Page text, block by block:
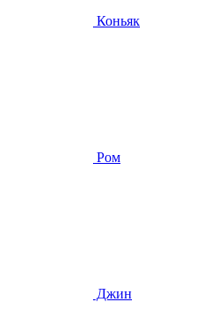
Коньяк
Ром
Джин